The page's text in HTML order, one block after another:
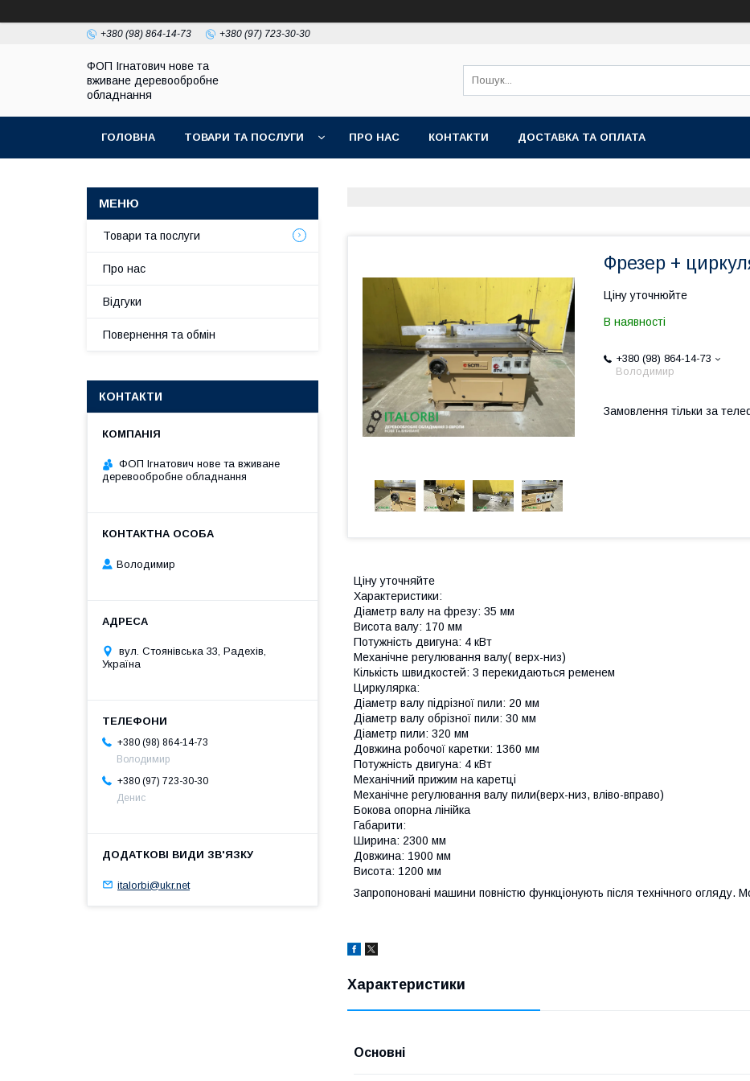
+380 (98) 864-14-73 +380 (97) 723-30-30
ФОП Ігнатович нове та
вживане деревообробне
обладнання
ГОЛОВНА ТОВАРИ ТА ПОСЛУГИ ПРО НАС КОНТАКТИ ДОСТАВКА ТА ОПЛАТА
Фрезер +
Ціну уточнюйте
В наявності
+380 (98) 864-14-73
Володимир
Замовлення тільки за
Ціну уточняйте
Характеристики:
Діаметр валу на фрезу: 35 мм
Висота валу: 170 мм
Потужність двигуна: 4 кВт
Механічне регулювання валу( верх-низ)
Кількість швидкостей: 3 перекидаються ременем
Циркулярка:
Діаметр валу підрізної пили: 20 мм
Діаметр валу обрізної пили: 30 мм
Діаметр пили: 320 мм
Довжина робочої каретки: 1360 мм
Потужність двигуна: 4 кВт
Механічний прижим на каретці
Механічне регулювання валу пили(верх-низ, вліво-вправо)
Бокова опорна лінійка
Габарити:
Ширина: 2300 мм
Довжина: 1900 мм
Висота: 1200 мм
Запропоновані машини повністю функціонують після технічного огляду.
Характеристики
Основні
Товари та послуги
Про нас
Відгуки
Повернення та обмін
КОНТАКТИ
ФОП Ігнатович нове та вживане
деревообробне обладнання
Володимир
вул. Стоянівська 33, Радехів,
Україна
+380 (98) 864-14-73
Володимир
+380 (97) 723-30-30
Денис
italorbi@ukr.net